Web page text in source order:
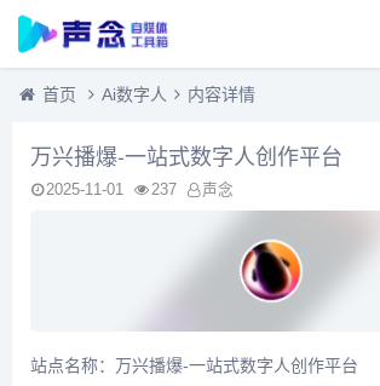
首页 Ai数字人 内容详情
万兴播爆-一站式数字人创作平台
2025-11-01 237 声念
站点名称：万兴播爆-一站式数字人创作平台